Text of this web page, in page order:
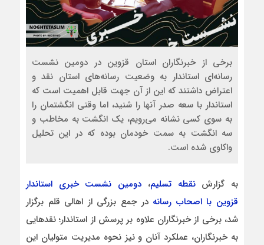
برخی از خبرنگاران استان قزوین در دومین نشست
رسانه‌ای استاندار به وضعیت رسانه‌های استان نقد و
اعتراض داشتند که این از آن جهت قابل اهمیت است که
استاندار با سعه صدر آنها را شنید، اما وقتی انگشتمان را
به سوی کسی نشانه می‌رویم، یک انگشت به مخاطب و
سه انگشت به سمت خودمان بوده که در این تحلیل
واکاوی شده است.
به گزارشنقطه تسلیم، دومین نشست خبری استاندار
قزوین با اصحاب رسانه در جمع بزرگی از اهالی قلم برگزار
شد، برخی از خبرنگاران علاوه بر پرسش از استاندار؛ نقدهایی
به خبرنگاران، عملکرد آنان و نیز نحوه مدیریت متولیان این